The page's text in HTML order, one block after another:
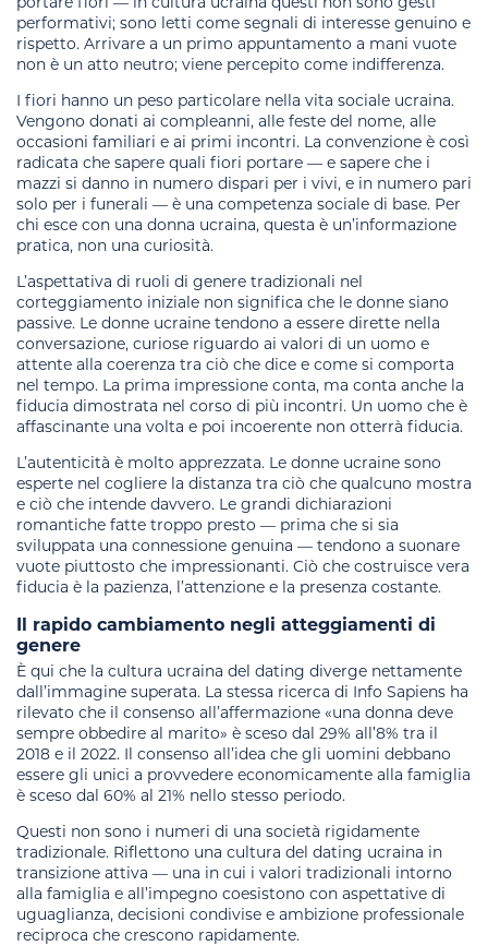
performativi; sono letti come segnali di interesse genuino e
rispetto. Arrivare a un primo appuntamento a mani vuote
non è un atto neutro; viene percepito come indifferenza.
I fiori hanno un peso particolare nella vita sociale ucraina.
Vengono donati ai compleanni, alle feste del nome, alle
occasioni familiari e ai primi incontri. La convenzione è così
radicata che sapere quali fiori portare — e sapere che i
mazzi si danno in numero dispari per i vivi, e in numero pari
solo per i funerali — è una competenza sociale di base. Per
chi esce con una donna ucraina, questa è un’informazione
pratica, non una curiosità.
L’aspettativa di ruoli di genere tradizionali nel
corteggiamento iniziale non significa che le donne siano
passive. Le donne ucraine tendono a essere dirette nella
conversazione, curiose riguardo ai valori di un uomo e
attente alla coerenza tra ciò che dice e come si comporta
nel tempo. La prima impressione conta, ma conta anche la
fiducia dimostrata nel corso di più incontri. Un uomo che è
affascinante una volta e poi incoerente non otterrà fiducia.
L’autenticità è molto apprezzata. Le donne ucraine sono
esperte nel cogliere la distanza tra ciò che qualcuno mostra
e ciò che intende davvero. Le grandi dichiarazioni
romantiche fatte troppo presto — prima che si sia
sviluppata una connessione genuina — tendono a suonare
vuote piuttosto che impressionanti. Ciò che costruisce vera
fiducia è la pazienza, l’attenzione e la presenza costante.
Il rapido cambiamento negli atteggiamenti di
genere
È qui che la cultura ucraina del dating diverge nettamente
dall’immagine superata. La stessa ricerca di Info Sapiens ha
rilevato che il consenso all’affermazione «una donna deve
sempre obbedire al marito» è sceso dal 29% all’8% tra il
2018 e il 2022. Il consenso all’idea che gli uomini debbano
essere gli unici a provvedere economicamente alla famiglia
è sceso dal 60% al 21% nello stesso periodo.
Questi non sono i numeri di una società rigidamente
tradizionale. Riflettono una cultura del dating ucraina in
transizione attiva — una in cui i valori tradizionali intorno
alla famiglia e all’impegno coesistono con aspettative di
uguaglianza, decisioni condivise e ambizione professionale
reciproca che crescono rapidamente.